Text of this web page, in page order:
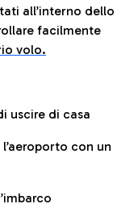
all’interno dello
facilmente
volo.
uscire di casa
con un